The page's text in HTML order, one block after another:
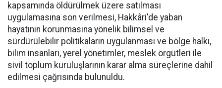
kapsamında öldürülmek üzere satılması
uygulamasına son verilmesi, Hakkâri'de yaban
hayatının korunmasına yönelik bilimsel ve
sürdürülebilir politikaların uygulanması ve bölge halkı,
bilim insanları, yerel yönetimler, meslek örgütleri ile
sivil toplum kuruluşlarının karar alma süreçlerine dahil
edilmesi çağrısında bulunuldu.